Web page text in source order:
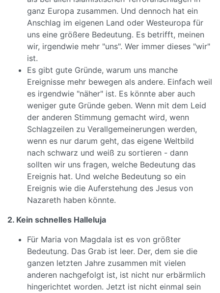
ganz Europa zusammen. Und dennoch hat ein
Anschlag im eigenen Land oder Westeuropa für
uns eine größere Bedeutung. Es betrifft, meinen
wir, irgendwie mehr "uns". Wer immer dieses "wir"
ist.
Es gibt gute Gründe, warum uns manche
Ereignisse mehr bewegen als andere. Einfach weil
es irgendwie "näher" ist. Es könnte aber auch
weniger gute Gründe geben. Wenn mit dem Leid
der anderen Stimmung gemacht wird, wenn
Schlagzeilen zu Verallgemeinerungen werden,
wenn es nur darum geht, das eigene Weltbild
nach schwarz und weiß zu sortieren - dann
sollten wir uns fragen, welche Bedeutung das
Ereignis hat. Und welche Bedeutung so ein
Ereignis wie die Auferstehung des Jesus von
Nazareth haben könnte.
2. Kein schnelles Halleluja
Für Maria von Magdala ist es von größter
Bedeutung. Das Grab ist leer. Der, dem sie die
ganzen letzten Jahre zusammen mit vielen
anderen nachgefolgt ist, ist nicht nur erbärmlich
hingerichtet worden. Jetzt ist nicht einmal sein